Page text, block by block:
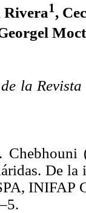
Rivera1,
la
De
INIFAP